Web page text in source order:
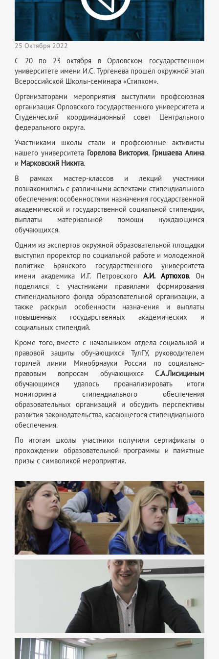
25 Октября 2022
С 20 по 23 октября в Орловском государственном
университете имени И.С. Тургенева прошёл окружной этап
Всероссийской Школы-семинара «Стипком».
Организаторами мероприятия выступили профсоюзная
организация Орловского государственного университета и
Студенческий координационный совет Центрального
федерального округа.
Участниками школы стали и профсоюзные активисты
нашего университета Горелова Виктория, Гришаева Алина
и Марковский Никита.
В рамках мастер-классов и лекций участники
познакомились с различными аспектами стипендиального
обеспечения: особенностями назначения государственной
академической и государственной социальной стипендии,
выплаты материальной помощи нуждающимся
обучающихся.
Одним из экспертов окружной образовательной площадки
выступил проректор по социальной работе и молодежной
политике Брянского государственного университета
имени академика И.Г. Петровского А.И. Артюхов. Он
поделился с участниками правилами формирования
стипендиального фонда образовательной организации, а
также раскрыл особенности назначения и выплаты
повышенных государственных академических и
социальных стипендий.
Кроме того, вместе с начальником отдела социальной и
правовой защиты обучающихся ТулГУ, руководителем
горячей линии Минобрнауки России по социально-
правовым вопросам обучающихся С.А.Лисициным
обучающимся удалось проанализировать итоги
мониторинга стипендиального обеспечения
образовательных организаций и обсудить перспективы
развития законодательства, касающегося стипендиального
обеспечения.
По итогам школы участники получили сертификаты о
прохождении образовательной программы и памятные
призы с символикой мероприятия.